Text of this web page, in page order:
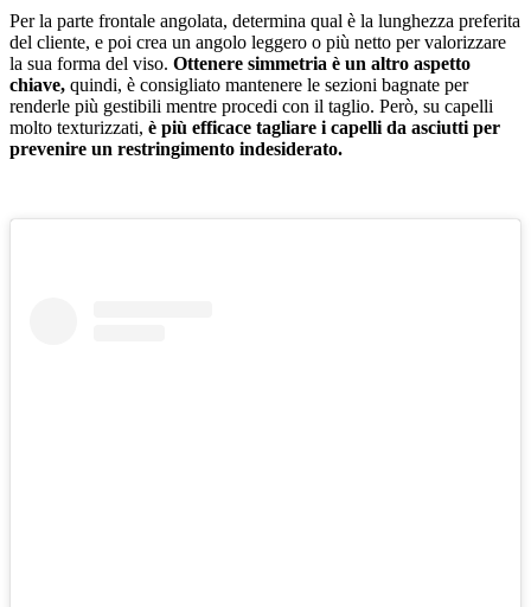
Per la parte frontale angolata, determina qual è la lunghezza preferita
del cliente, e poi crea un angolo leggero o più netto per valorizzare
la sua forma del viso. Ottenere simmetria è un altro aspetto
chiave, quindi, è consigliato mantenere le sezioni bagnate per
renderle più gestibili mentre procedi con il taglio. Però, su capelli
molto texturizzati, è più efficace tagliare i capelli da asciutti per
prevenire un restringimento indesiderato.